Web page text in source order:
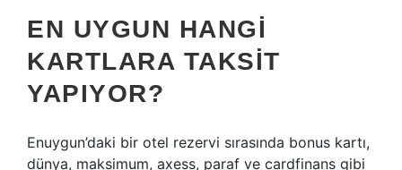
EN UYGUN HANGI
KARTLARA TAKSIT
YAPIYOR?
Enuygun’daki bir otel rezervi sırasında bonus kartı,
dünya, maksimum, axess, paraf ve cardfinans gibi